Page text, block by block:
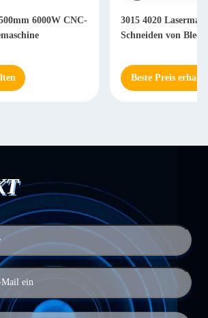
6000W CNC-
3015 4020
Schneiden von
Beste Preis